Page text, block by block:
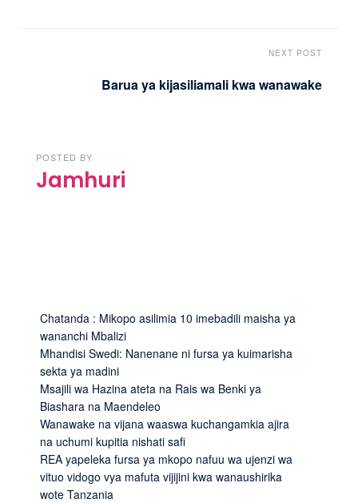
NEXT POST
Barua ya kijasiliamali kwa wanawake
POSTED BY
Jamhuri
Chatanda : Mikopo asilimia 10 imebadili maisha ya
wananchi Mbalizi
Mhandisi Swedi: Nanenane ni fursa ya kuimarisha
sekta ya madini
Msajili wa Hazina ateta na Rais wa Benki ya
Biashara na Maendeleo
Wanawake na vijana waaswa kuchangamkia ajira
na uchumi kupitia nishati safi
REA yapeleka fursa ya mkopo nafuu wa ujenzi wa
vituo vidogo vya mafuta vijijini kwa wanaushirika
wote Tanzania